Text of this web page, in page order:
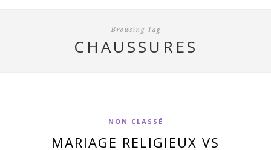
Browsing Tag
CHAUSSURES
NON CLASSÉ
MARIAGE RELIGIEUX VS